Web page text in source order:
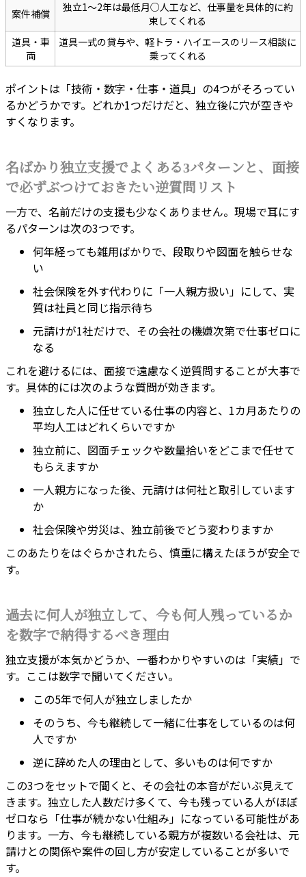
案件補償
独立1〜2年は最低月○人工など、仕事量を具体的に約
束してくれる
道具・車
両
道具一式の貸与や、軽トラ・ハイエースのリース相談に
乗ってくれる
ポイントは「技術・数字・仕事・道具」の4つがそろってい
るかどうかです。どれか1つだけだと、独立後に穴が空きや
すくなります。
名ばかり独立支援でよくある3パターンと、面接
で必ずぶつけておきたい逆質問リスト
一方で、名前だけの支援も少なくありません。現場で耳にす
るパターンは次の3つです。
何年経っても雑用ばかりで、段取りや図面を触らせな
い
社会保険を外す代わりに「一人親方扱い」にして、実
質は社員と同じ指示待ち
元請けが1社だけで、その会社の機嫌次第で仕事ゼロに
なる
これを避けるには、面接で遠慮なく逆質問することが大事で
す。具体的には次のような質問が効きます。
独立した人に任せている仕事の内容と、1カ月あたりの
平均人工はどれくらいですか
独立前に、図面チェックや数量拾いをどこまで任せて
もらえますか
一人親方になった後、元請けは何社と取引しています
か
社会保険や労災は、独立前後でどう変わりますか
このあたりをはぐらかされたら、慎重に構えたほうが安全で
す。
過去に何人が独立して、今も何人残っているか
を数字で納得するべき理由
独立支援が本気かどうか、一番わかりやすいのは「実績」で
す。ここは数字で聞いてください。
この5年で何人が独立しましたか
そのうち、今も継続して一緒に仕事をしているのは何
人ですか
逆に辞めた人の理由として、多いものは何ですか
この3つをセットで聞くと、その会社の本音がだいぶ見えて
きます。独立した人数だけ多くて、今も残っている人がほぼ
ゼロなら「仕事が続かない仕組み」になっている可能性があ
ります。一方、今も継続している親方が複数いる会社は、元
請けとの関係や案件の回し方が安定していることが多いで
す。